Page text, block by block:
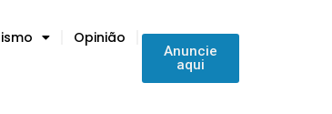
Opinião
Anuncie
aqui